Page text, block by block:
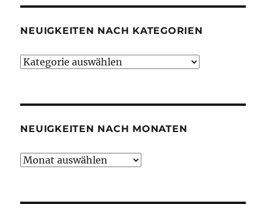
NEUIGKEITEN NACH KATEGORIEN
Neuigkeiten
NEUIGKEITEN NACH MONATEN
Neuigkeiten